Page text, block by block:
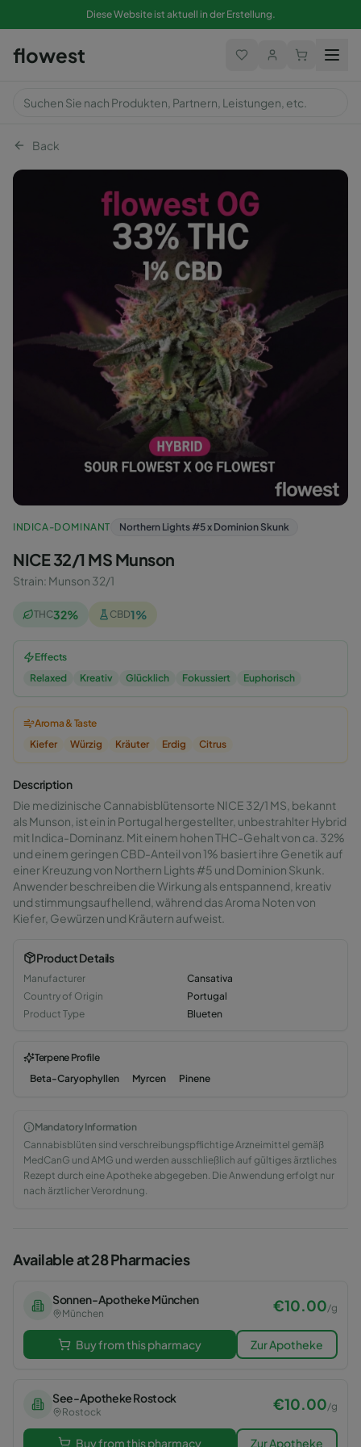
Diese Website ist aktuell in der Erstellung.
flowest
Back
INDICA-DOMINANT Northern Lights #5 x Dominion Skunk
NICE 32/1 MS Munson
Strain: Munson 32/1
THC32% CBD1%
Effects
Relaxed
Kreativ Glücklich Fokussiert Euphorisch
Aroma & Taste
Kiefer
Würzig Kräuter Erdig Citrus
Description
Die medizinische Cannabisblütensorte NICE 32/1 MS, bekannt
als Munson, ist ein in Portugal hergestellter, unbestrahlter Hybrid
mit Indica-Dominanz. Mit einem hohen THC-Gehalt von ca. 32%
und einem geringen CBD-Anteil von 1% basiert ihre Genetik auf
einer Kreuzung von Northern Lights #5 und Dominion Skunk.
Anwender beschreiben die Wirkung als entspannend, kreativ
und stimmungsaufhellend, während das Aroma Noten von
Kiefer, Gewürzen und Kräutern aufweist.
Product Details
Manufacturer
Cansativa
Country of Origin
Portugal
Product Type
Blueten
Terpene Profile
Beta-Caryophyllen
Myrcen Pinene
Mandatory Information
Cannabisblüten sind verschreibungspflichtige Arzneimittel gemäß
MedCanG und AMG und werden ausschließlich auf gültiges ärztliches
Rezept durch eine Apotheke abgegeben. Die Anwendung erfolgt nur
nach ärztlicher Verordnung.
Available at 28 Pharmacies
Sonnen-Apotheke München
München €10.00/g
Buy from this pharmacy Zur Apotheke
See-Apotheke Rostock
Rostock €10.00/g
Buy from this pharmacy Zur Apotheke